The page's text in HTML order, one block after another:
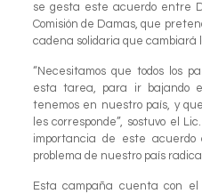
se gesta este acuerdo entre
Comisión de Damas, que
cadena solidaria que cambiará
“Necesitamos que todos los
esta tarea, para ir bajando
tenemos en nuestro país, y
les corresponde”, sostuvo el
importancia de este acuerdo
problema de nuestro país
Esta campaña cuenta con